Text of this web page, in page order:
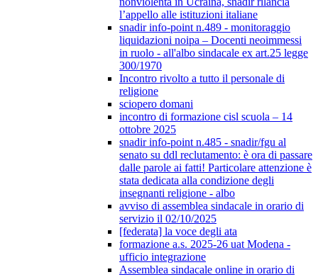
l’appello alle istituzioni italiane
snadir info-point n.489 - monitoraggio
liquidazioni noipa – Docenti neoimmessi
in ruolo - all'albo sindacale ex art.25 legge
300/1970
Incontro rivolto a tutto il personale di
religione
sciopero domani
incontro di formazione cisl scuola – 14
ottobre 2025
snadir info-point n.485 - snadir/fgu al
senato su ddl reclutamento: è ora di passare
dalle parole ai fatti! Particolare attenzione è
stata dedicata alla condizione degli
insegnanti religione - albo
avviso di assemblea sindacale in orario di
servizio il 02/10/2025
[federata] la voce degli ata
formazione a.s. 2025-26 uat Modena -
ufficio integrazione
Assemblea sindacale online in orario di